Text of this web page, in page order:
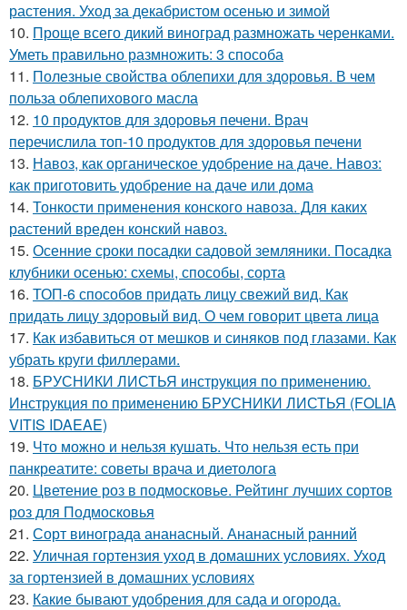
растения. Уход за декабристом осенью и зимой
10. Проще всего дикий виноград размножать черенками.
Уметь правильно размножить: 3 способа
11. Полезные свойства облепихи для здоровья. В чем
польза облепихового масла
12. 10 продуктов для здоровья печени. Врач
перечислила топ-10 продуктов для здоровья печени
13. Навоз, как органическое удобрение на даче. Навоз:
как приготовить удобрение на даче или дома
14. Тонкости применения конского навоза. Для каких
растений вреден конский навоз.
15. Осенние сроки посадки садовой земляники. Посадка
клубники осенью: схемы, способы, сорта
16. ТОП-6 способов придать лицу свежий вид. Как
придать лицу здоровый вид. О чем говорит цвета лица
17. Как избавиться от мешков и синяков под глазами. Как
убрать круги филлерами.
18. БРУСНИКИ ЛИСТЬЯ инструкция по применению.
Инструкция по применению БРУСНИКИ ЛИСТЬЯ (FOLIA
VITIS IDAEAE)
19. Что можно и нельзя кушать. Что нельзя есть при
панкреатите: советы врача и диетолога
20. Цветение роз в подмосковье. Рейтинг лучших сортов
роз для Подмосковья
21. Сорт винограда ананасный. Ананасный ранний
22. Уличная гортензия уход в домашних условиях. Уход
за гортензией в домашних условиях
23. Какие бывают удобрения для сада и огорода.